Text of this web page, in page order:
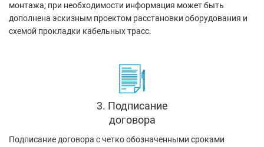
монтажа; при необходимости информация может быть
дополнена эскизным проектом расстановки оборудования и
схемой прокладки кабельных трасс.
3. Подписание
договора
Подписание договора с четко обозначенными сроками